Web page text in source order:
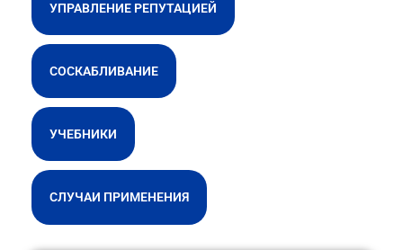
УПРАВЛЕНИЕ РЕПУТАЦИЕЙ
СОСКАБЛИВАНИЕ
УЧЕБНИКИ
СЛУЧАИ ПРИМЕНЕНИЯ